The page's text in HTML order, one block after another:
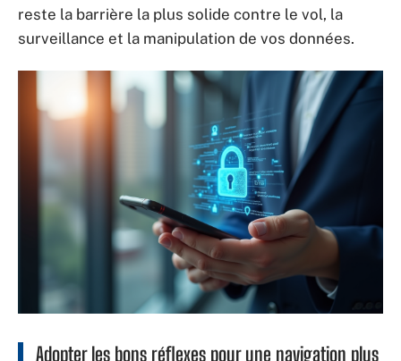
reste la barrière la plus solide contre le vol, la
surveillance et la manipulation de vos données.
Adopter les bons réflexes pour une navigation plus